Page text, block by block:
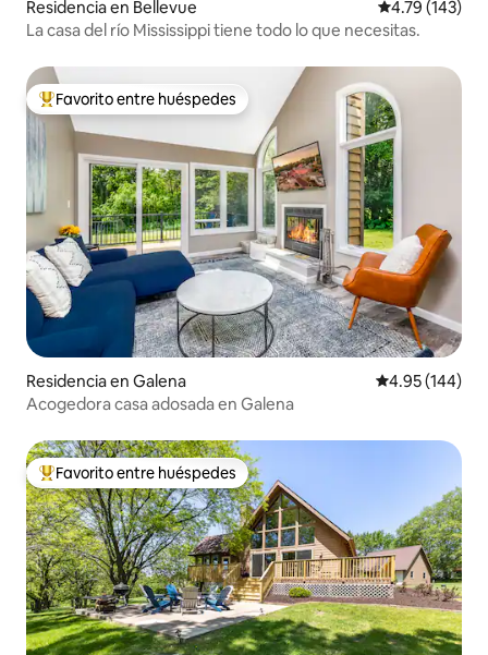
Residencia en Bellevue Calificación
4.79 (143)
La casa del río Mississippi tiene todo lo que necesitas.
De los mejores en Favorito entre huéspedes
Favorito entre huéspedes
Residencia en Galena Calificación
4.95 (144)
Acogedora casa adosada en Galena
De los mejores en Favorito entre huéspedes
Favorito entre huéspedes